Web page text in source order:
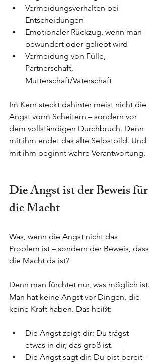
Vermeidungsverhalten bei
Entscheidungen
Emotionaler Rückzug, wenn man
bewundert oder geliebt wird
Vermeidung von Fülle,
Partnerschaft,
Mutterschaft/Vaterschaft
Im Kern steckt dahinter meist nicht die
Angst vorm Scheitern – sondern vor
dem vollständigen Durchbruch. Denn
mit ihm endet das alte Selbstbild. Und
mit ihm beginnt wahre Verantwortung.
Die Angst ist der Beweis für
die Macht
Was, wenn die Angst nicht das
Problem ist – sondern der Beweis, dass
die Macht da ist?
Denn man fürchtet nur, was möglich ist.
Man hat keine Angst vor Dingen, die
keine Kraft haben. Das heißt:
Die Angst zeigt dir: Du trägst
etwas in dir, das groß ist.
Die Angst sagt dir: Du bist bereit –